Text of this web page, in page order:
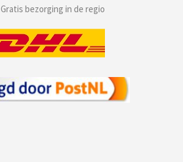
Gratis bezorging in de regio